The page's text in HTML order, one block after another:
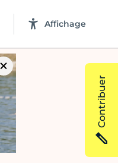
Affichage
Contribuer